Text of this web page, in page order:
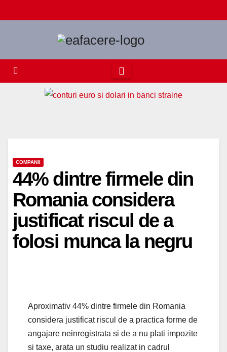
to
COMPANII
44% dintre firmele din
Romania considera
justificat riscul de a
folosi munca la negru
Aproximativ 44% dintre firmele din Romania
considera justificat riscul de a practica forme de
angajare neinregistrata si de a nu plati impozite
si taxe, arata un studiu realizat in cadrul